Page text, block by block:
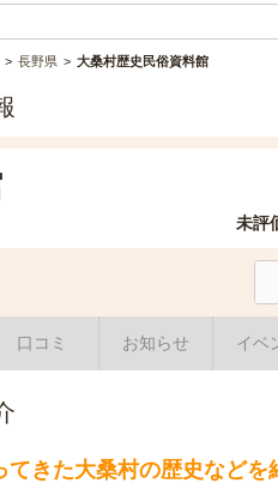
長野県 大桑村歴史民俗資料館
未評
口コミ お知らせ イベ
きた大桑村の歴史などを